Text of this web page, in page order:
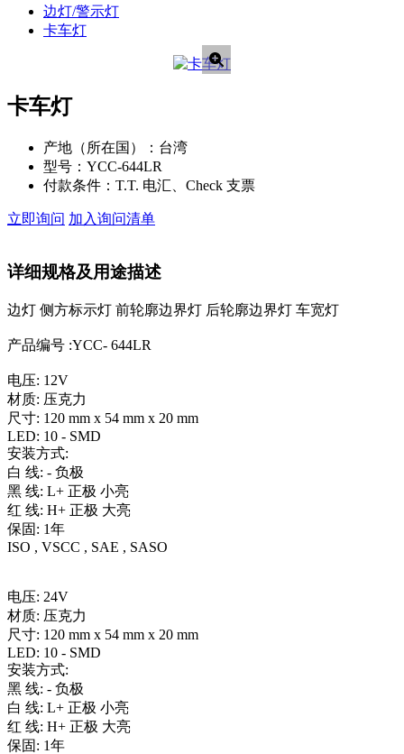
边灯/警示灯
卡车灯
卡车灯
产地（所在国）： 台湾
型号： YCC-644LR
付款条件： T.T. 电汇、Check 支票
立即询问 加入询问清单
详细规格及用途描述
边灯 侧方标示灯 前轮廓边界灯 后轮廓边界灯 车宽灯
产品编号 :YCC- 644LR
电压: 12V
材质: 压克力
尺寸: 120 mm x 54 mm x 20 mm
LED: 10 - SMD
安装方式:
白 线: - 负极
黑 线: L+ 正极 小亮
红 线: H+ 正极 大亮
保固: 1年
ISO , VSCC , SAE , SASO
电压: 24V
材质: 压克力
尺寸: 120 mm x 54 mm x 20 mm
LED: 10 - SMD
安装方式:
黑 线: - 负极
白 线: L+ 正极 小亮
红 线: H+ 正极 大亮
保固: 1年